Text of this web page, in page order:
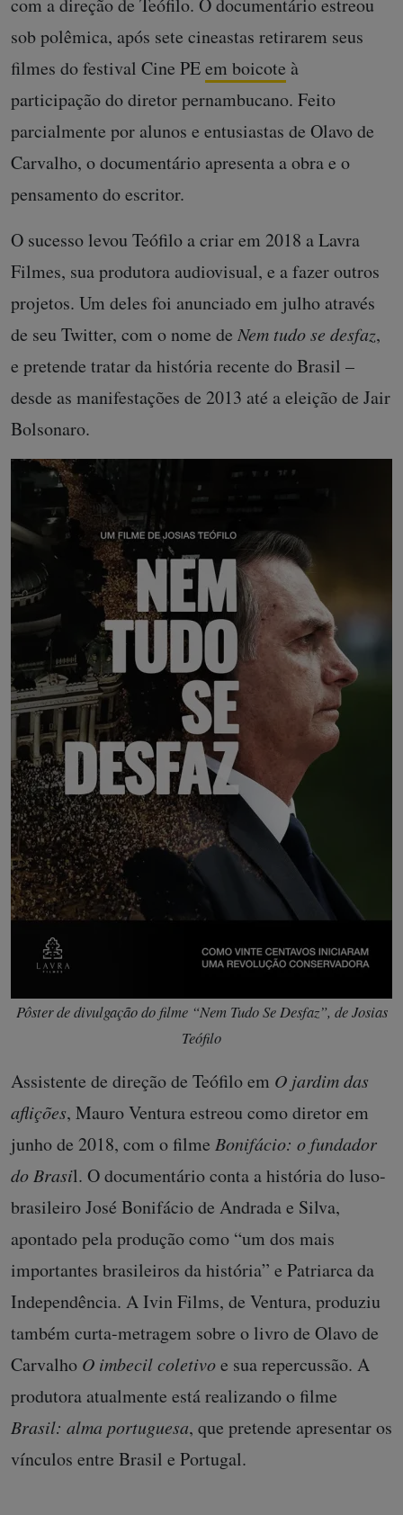
com a direção de Teófilo. O documentário estreou
sob polêmica, após sete cineastas retirarem seus
filmes do festival Cine PEem boicote à
participação do diretor pernambucano. Feito
parcialmente por alunos e entusiastas de Olavo de
Carvalho, o documentário apresenta a obra e o
pensamento do escritor.
O sucesso levou Teófilo a criar em 2018 a Lavra
Filmes, sua produtora audiovisual, e a fazer outros
projetos. Um deles foi anunciado em julho através
de seu Twitter, com o nome de Nem tudo se desfaz,
e pretende tratar da história recente do Brasil –
desde as manifestações de 2013 até a eleição de Jair
Bolsonaro.
Pôster de divulgação do filme “Nem Tudo Se Desfaz”, de Josias
Teófilo
Assistente de direção de Teófilo em O jardim das
aflições, Mauro Ventura estreou como diretor em
junho de 2018, com o filme Bonifácio: o fundador
do Brasil. O documentário conta a história do luso-
brasileiro José Bonifácio de Andrada e Silva,
apontado pela produção como “um dos mais
importantes brasileiros da história” e Patriarca da
Independência. A Ivin Films, de Ventura, produziu
também curta-metragem sobre o livro de Olavo de
Carvalho O imbecil coletivoe sua repercussão. A
produtora atualmente está realizando o filme
Brasil: alma portuguesa, que pretende apresentar os
vínculos entre Brasil e Portugal.